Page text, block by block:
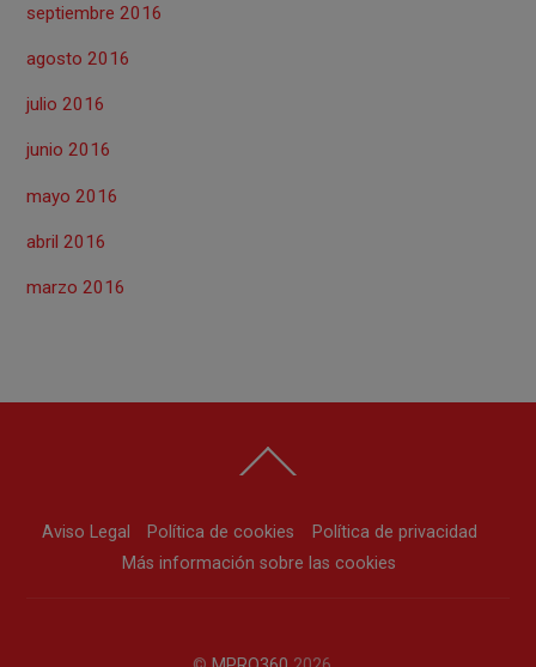
septiembre 2016
agosto 2016
julio 2016
junio 2016
mayo 2016
abril 2016
marzo 2016
To
Aviso Legal Política de cookies
Política de privacidad
Más información sobre las cookies